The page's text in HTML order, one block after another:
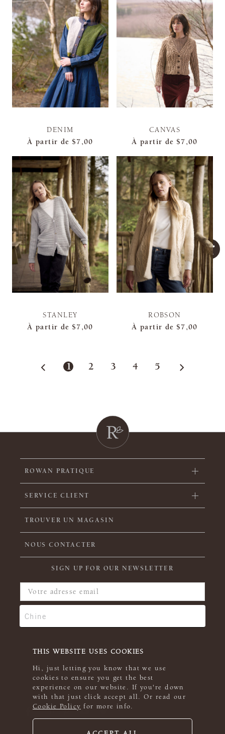
THIS WEBSITE USES COOKIES
Hi, just letting you know that we use
cookies to ensure you get the best
experience on our website. If you're down
with that just click accept all. Or read our
Cookie Policy for more info.
DENIM
À partir de $7,00
CANVAS
À partir de $7,00
STANLEY
À partir de $7,00
ROBSON
À partir de $7,00
1 2 3 4 5
ROWAN PRATIQUE
SERVICE CLIENT
TROUVER UN MAGASIN
NOUS CONTACTER
SIGN UP FOR OUR NEWSLETTER